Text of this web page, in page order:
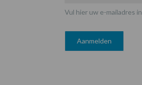
Vul hier uw e-mailadres in